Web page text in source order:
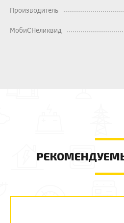
Производитель
МобиСНеликвид